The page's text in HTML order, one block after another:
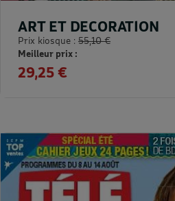
ART ET DECORATION
Prix kiosque : 55,10 €
Meilleur prix :
29,25 €